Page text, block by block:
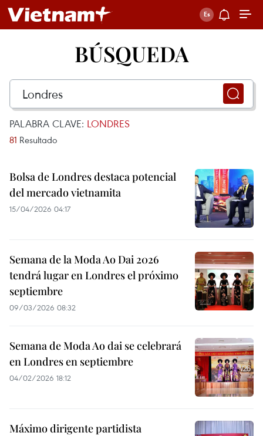
BÚSQUEDA
PALABRA CLAVE: LONDRES
81 Resultado
Bolsa de Londres destaca potencial
del mercado vietnamita
15/04/2026 04:17
Semana de la Moda Ao Dai 2026
tendrá lugar en Londres el próximo
septiembre
09/03/2026 08:32
Semana de Moda Ao dai se celebrará
en Londres en septiembre
04/02/2026 18:12
Máximo dirigente partidista